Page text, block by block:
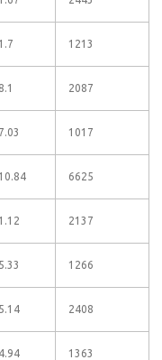
1213
2087
1017
6625
2137
1266
2408
1363